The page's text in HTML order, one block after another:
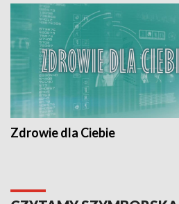
Zdrowie dla Ciebie